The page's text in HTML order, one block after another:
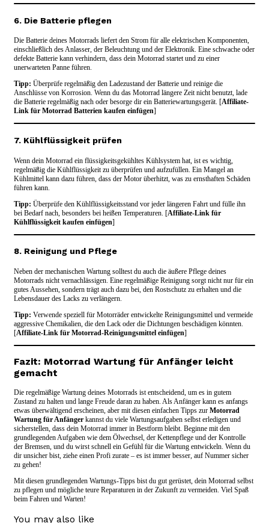
6. Die Batterie pflegen
Die Batterie deines Motorrads liefert den Strom für alle elektrischen Komponenten,
einschließlich des Anlasser, der Beleuchtung und der Elektronik. Eine schwache oder
defekte Batterie kann verhindern, dass dein Motorrad startet und zu einer
unerwarteten Panne führen.
Tipp: Überprüfe regelmäßig den Ladezustand der Batterie und reinige die
Anschlüsse von Korrosion. Wenn du das Motorrad längere Zeit nicht benutzt, lade
die Batterie regelmäßig nach oder besorge dir ein Batteriewartungsgerät. [Affiliate-
Link für Motorrad Batterien kaufen einfügen]
7. Kühlflüssigkeit prüfen
Wenn dein Motorrad ein flüssigkeitsgekühltes Kühlsystem hat, ist es wichtig,
regelmäßig die Kühlflüssigkeit zu überprüfen und aufzufüllen. Ein Mangel an
Kühlmittel kann dazu führen, dass der Motor überhitzt, was zu ernsthaften Schäden
führen kann.
Tipp: Überprüfe den Kühlflüssigkeitsstand vor jeder längeren Fahrt und fülle ihn
bei Bedarf nach, besonders bei heißen Temperaturen. [Affiliate-Link für
Kühlflüssigkeit kaufen einfügen]
8. Reinigung und Pflege
Neben der mechanischen Wartung solltest du auch die äußere Pflege deines
Motorrads nicht vernachlässigen. Eine regelmäßige Reinigung sorgt nicht nur für ein
gutes Aussehen, sondern trägt auch dazu bei, den Rostschutz zu erhalten und die
Lebensdauer des Lacks zu verlängern.
Tipp: Verwende speziell für Motorräder entwickelte Reinigungsmittel und vermeide
aggressive Chemikalien, die den Lack oder die Dichtungen beschädigen könnten.
[Affiliate-Link für Motorrad-Reinigungsmittel einfügen]
Fazit: Motorrad Wartung für Anfänger leicht
gemacht
Die regelmäßige Wartung deines Motorrads ist entscheidend, um es in gutem
Zustand zu halten und lange Freude daran zu haben. Als Anfänger kann es anfangs
etwas überwältigend erscheinen, aber mit diesen einfachen Tipps zur Motorrad
Wartung für Anfänger kannst du viele Wartungsaufgaben selbst erledigen und
sicherstellen, dass dein Motorrad immer in Bestform bleibt. Beginne mit den
grundlegenden Aufgaben wie dem Ölwechsel, der Kettenpflege und der Kontrolle
der Bremsen, und du wirst schnell ein Gefühl für die Wartung entwickeln. Wenn du
dir unsicher bist, ziehe einen Profi zurate – es ist immer besser, auf Nummer sicher
zu gehen!
Mit diesen grundlegenden Wartungs-Tipps bist du gut gerüstet, dein Motorrad selbst
zu pflegen und mögliche teure Reparaturen in der Zukunft zu vermeiden. Viel Spaß
beim Fahren und Warten!
You may also like